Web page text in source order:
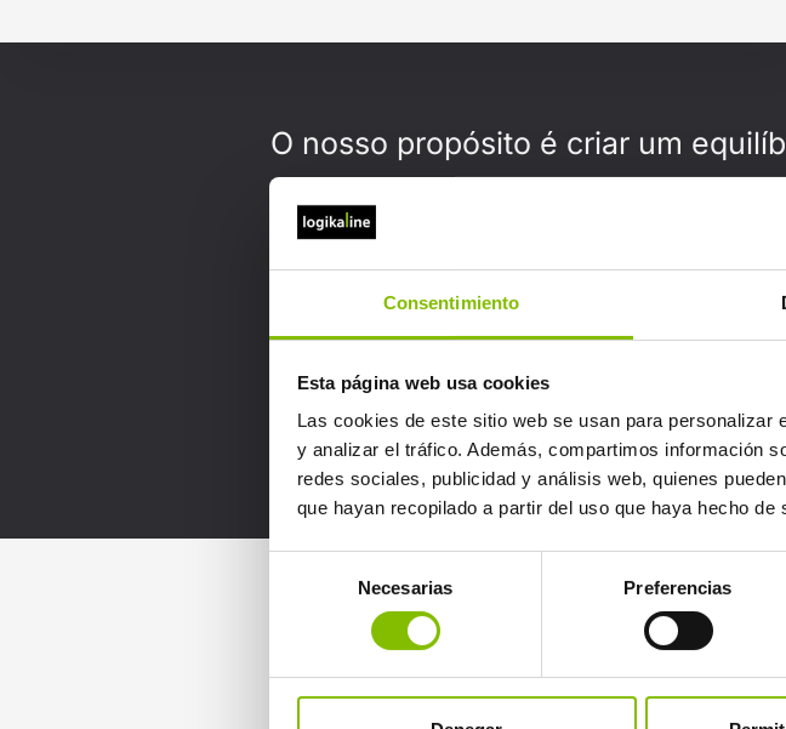
Consentimiento
Esta página web usa cookies
Las cookies de este sitio web se usan para
y analizar el tráfico. Además, compartimos información
redes sociales, publicidad y análisis web, quienes
que hayan recopilado a partir del uso que haya hecho de
consentimiento
Necesarias Preferencias
O nosso propósito é criar um
Gerar